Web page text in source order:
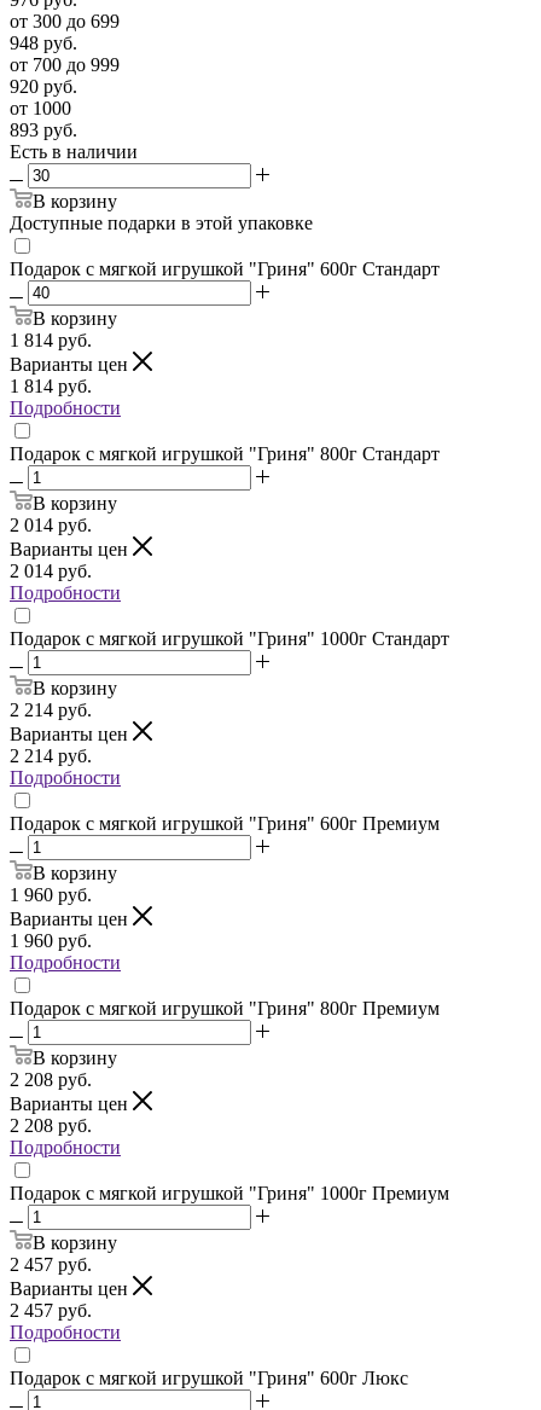
от 300 до 699
948 руб.
от 700 до 999
920 руб.
от 1000
893 руб.
Есть в наличии
В корзину
Доступные подарки в этой упаковке
Подарок с мягкой игрушкой "Гриня" 600г Стандарт
В корзину
1 814 руб.
Варианты цен
1 814 руб.
Подробности
Подарок с мягкой игрушкой "Гриня" 800г Стандарт
В корзину
2 014 руб.
Варианты цен
2 014 руб.
Подробности
Подарок с мягкой игрушкой "Гриня" 1000г Стандарт
В корзину
2 214 руб.
Варианты цен
2 214 руб.
Подробности
Подарок с мягкой игрушкой "Гриня" 600г Премиум
В корзину
1 960 руб.
Варианты цен
1 960 руб.
Подробности
Подарок с мягкой игрушкой "Гриня" 800г Премиум
В корзину
2 208 руб.
Варианты цен
2 208 руб.
Подробности
Подарок с мягкой игрушкой "Гриня" 1000г Премиум
В корзину
2 457 руб.
Варианты цен
2 457 руб.
Подробности
Подарок с мягкой игрушкой "Гриня" 600г Люкс